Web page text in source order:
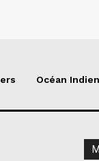
Océan Indien